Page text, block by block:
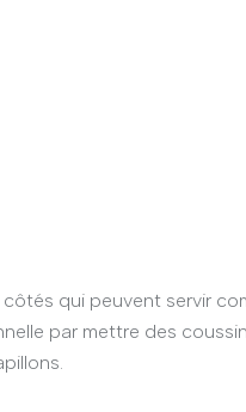
qui peuvent servir
par mettre des